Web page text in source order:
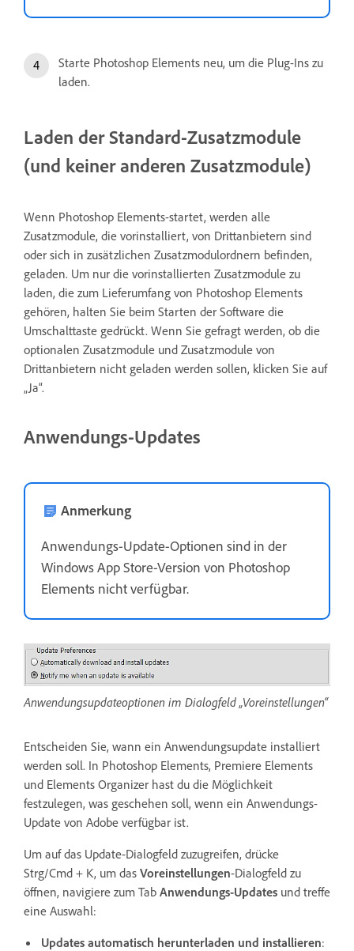
Starte Photoshop Elements neu, um die Plug-Ins zu
laden.
Laden der Standard-Zusatzmodule
(und keiner anderen Zusatzmodule)
Wenn Photoshop Elements-startet, werden alle
Zusatzmodule, die vorinstalliert, von Drittanbietern sind
oder sich in zusätzlichen Zusatzmodulordnern befinden,
geladen. Um nur die vorinstallierten Zusatzmodule zu
laden, die zum Lieferumfang von Photoshop Elements
gehören, halten Sie beim Starten der Software die
Umschalttaste gedrückt. Wenn Sie gefragt werden, ob die
optionalen Zusatzmodule und Zusatzmodule von
Drittanbietern nicht geladen werden sollen, klicken Sie auf
„Ja“.
Anwendungs-Updates
Anmerkung
Anwendungs-Update-Optionen sind in der
Windows App Store-Version von Photoshop
Elements nicht verfügbar.
Anwendungsupdateoptionen im Dialogfeld „Voreinstellungen“
Entscheiden Sie, wann ein Anwendungsupdate installiert
werden soll. In Photoshop Elements, Premiere Elements
und Elements Organizer hast du die Möglichkeit
festzulegen, was geschehen soll, wenn ein Anwendungs-
Update von Adobe verfügbar ist.
Um auf das Update-Dialogfeld zuzugreifen, drücke
Strg/Cmd + K, um das Voreinstellungen-Dialogfeld zu
öffnen, navigiere zum Tab Anwendungs-Updates und treffe
eine Auswahl:
Updates automatisch herunterladen und installieren: